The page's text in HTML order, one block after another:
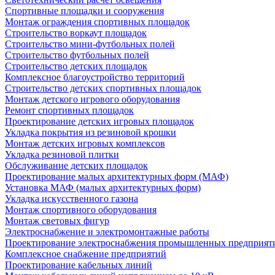
Спортивные площадки и сооружения
Монтаж ограждения спортивных площадок
Строительство воркаут площадок
Строительство мини-футбольных полей
Строительство футбольных полей
Строительство детских площадок
Комплексное благоустройство территорий
Строительство детских спортивных площадок
Монтаж детского игрового оборудования
Ремонт спортивных площадок
Проектирование детских игровых площадок
Укладка покрытия из резиновой крошки
Монтаж детских игровых комплексов
Укладка резиновой плитки
Обслуживание детских площадок
Проектирование малых архитектурных форм (МАФ)
Установка МАФ (малых архитектурных форм)
Укладка искусственного газона
Монтаж спортивного оборудования
Монтаж световых фигур
Электроснабжение и электромонтажные работы
Проектирование электроснабжения промышленных
Комплексное снабжение предприятий
Проектирование кабельных линий